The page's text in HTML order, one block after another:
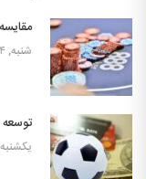
شنبه, ۴ جولای ۲۰۲۶
یکشنبه, ۲۸ ژوئن